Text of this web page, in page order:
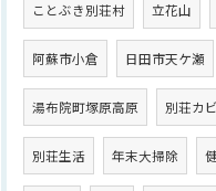
ことぶき別荘村 立花山
阿蘇市小倉 日田市天ケ瀬
湯布院町塚原高原 別荘カ
別荘生活 年末大掃除